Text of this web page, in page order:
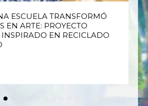
ESCUELA TRANSFORMÓ
EN ARTE: PROYECTO
INSPIRADO EN RECICLADO